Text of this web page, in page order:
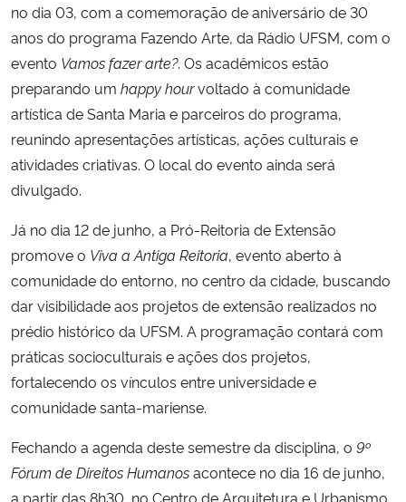
no dia 03, com a comemoração de aniversário de 30
anos do programa Fazendo Arte, da Rádio UFSM, com o
evento Vamos fazer arte?. Os acadêmicos estão
preparando um happy hourvoltado à comunidade
artística de Santa Maria e parceiros do programa,
reunindo apresentações artísticas, ações culturais e
atividades criativas. O local do evento ainda será
divulgado.
Já no dia 12 de junho, a Pró-Reitoria de Extensão
promove o Viva a Antiga Reitoria, evento aberto à
comunidade do entorno, no centro da cidade, buscando
dar visibilidade aos projetos de extensão realizados no
prédio histórico da UFSM. A programação contará com
práticas socioculturais e ações dos projetos,
fortalecendo os vínculos entre universidade e
comunidade santa-mariense.
Fechando a agenda deste semestre da disciplina, o 9º
Fórum de DireitosHumanosacontece no dia 16 de junho,
a partir das 8h30, no Centro de Arquitetura e Urbanismo